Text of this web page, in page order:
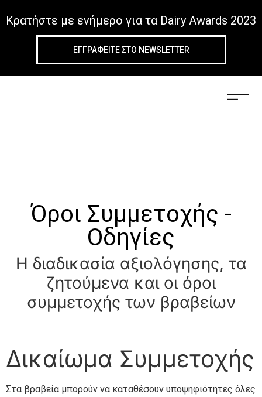
Κρατήστε με ενήμερο για τα Dairy Awards 2023
ΕΓΓΡΑΦΕIΤΕ ΣΤΟ NEWSLETTER
Όροι Συμμετοχής -
Οδηγίες
Η διαδικασία αξιολόγησης, τα
ζητούμενα και οι όροι
συμμετοχής των βραβείων
Δικαίωμα Συμμετοχής
Στα βραβεία μπορούν να καταθέσουν υποψηφιότητες όλες